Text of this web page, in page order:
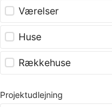
Værelser
Huse
Rækkehuse
Projektudlejning